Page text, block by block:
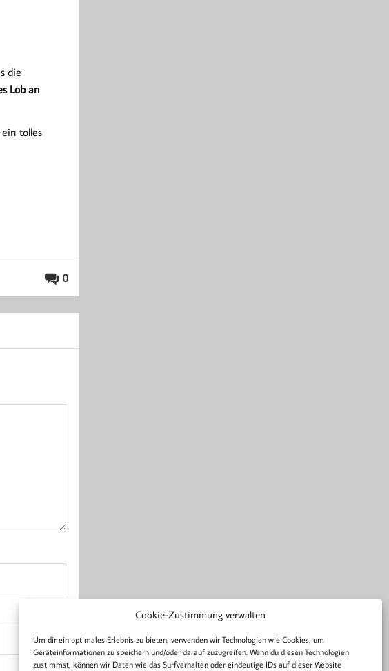
Cookie-Zustimmung verwalten
Um dir ein optimales Erlebnis zu bieten, verwenden wir Technologien wie Cookies, um
Geräteinformationen zu speichern und/oder darauf zuzugreifen. Wenn du diesen Technologien
zustimmst, können wir Daten wie das Surfverhalten oder eindeutige IDs auf dieser Website
die
Lob an
tolles
0